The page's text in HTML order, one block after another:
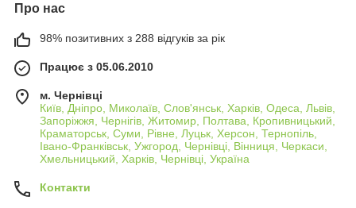
Про нас
98% позитивних з 288 відгуків за рік
Працює з 05.06.2010
м. Чернівці
Київ, Дніпро, Миколаїв, Слов'янськ, Харків, Одеса, Львів,
Запоріжжя, Чернігів, Житомир, Полтава, Кропивницький,
Краматорськ, Суми, Рівне, Луцьк, Херсон, Тернопіль,
Івано-Франківськ, Ужгород, Чернівці, Вінниця, Черкаси,
Хмельницький, Харків, Чернівці, Україна
Контакти